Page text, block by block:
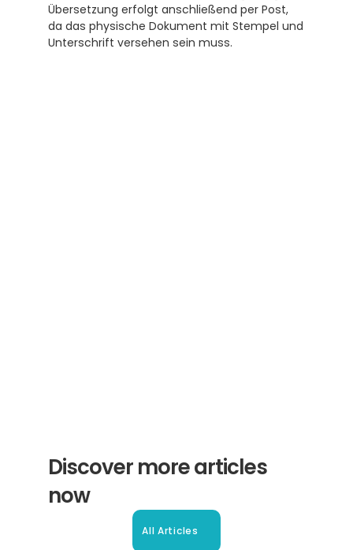
Übersetzung erfolgt anschließend per Post,
da das physische Dokument mit Stempel und
Unterschrift versehen sein muss.
Discover more articles
now
All Articles